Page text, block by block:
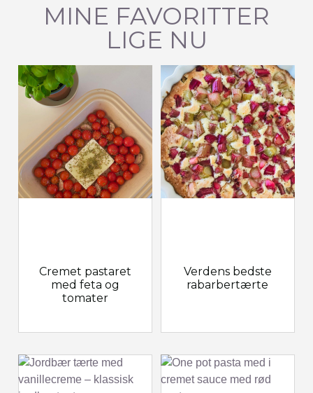
MINE FAVORITTER
LIGE NU
Cremet pastaret
med feta og
tomater
Verdens bedste
rabarbertærte